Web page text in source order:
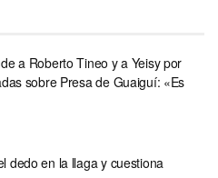
a Roberto Tineo y a Yeisy por
sobre Presa de Guaiguí: «Es
dedo en la llaga y cuestiona